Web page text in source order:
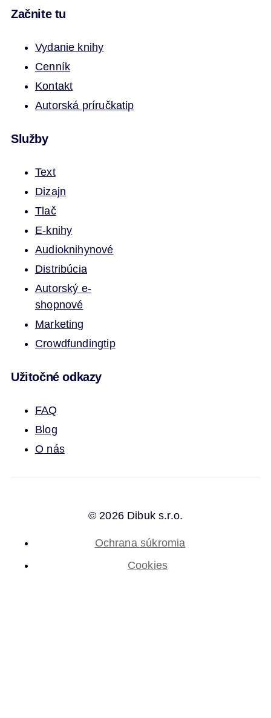
Začnite tu
Vydanie knihy
Cenník
Kontakt
Autorská príručkatip
Služby
Text
Dizajn
Tlač
E-knihy
Audioknihynové
Distribúcia
Autorský e-
shopnové
Marketing
Crowdfundingtip
Užitočné odkazy
FAQ
Blog
O nás
© 2026 Dibuk s.r.o.
Ochrana súkromia
Cookies